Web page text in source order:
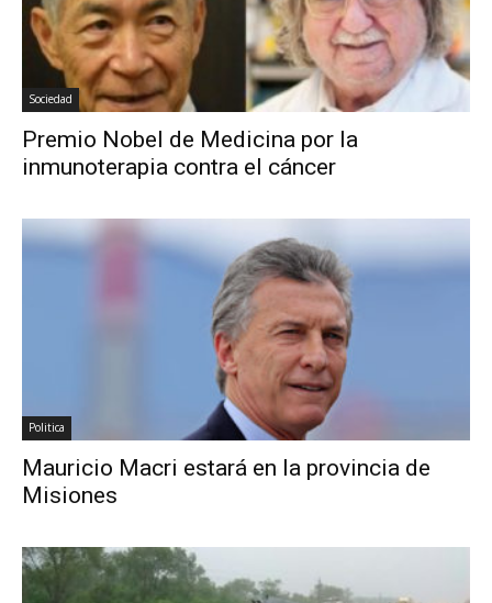
Sociedad
Premio Nobel de Medicina por la
inmunoterapia contra el cáncer
Politica
Mauricio Macri estará en la provincia de
Misiones